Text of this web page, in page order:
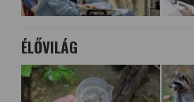
ÉLŐVILÁG